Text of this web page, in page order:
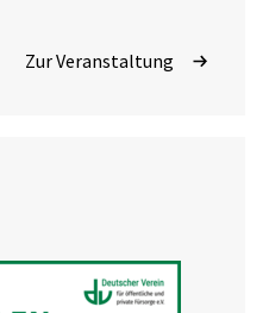
Zur Veranstaltung